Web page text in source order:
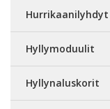
Hurrikaanilyhdyt
Hyllymoduulit
Hyllynaluskorit